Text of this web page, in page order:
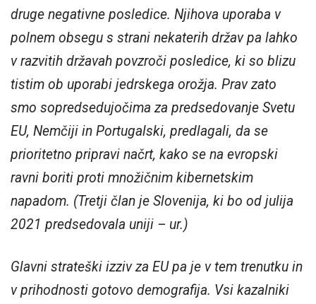
druge negativne posledice. Njihova uporaba v
polnem obsegu s strani nekaterih držav pa lahko
v razvitih državah povzroči posledice, ki so blizu
tistim ob uporabi jedrskega orožja. Prav zato
smo sopredsedujočima za predsedovanje Svetu
EU, Nemčiji in Portugalski, predlagali, da se
prioritetno pripravi načrt, kako se na evropski
ravni boriti proti množičnim kibernetskim
napadom. (Tretji član je Slovenija, ki bo od julija
2021 predsedovala uniji – ur.)
Glavni strateški izziv za EU pa je v tem trenutku in
v prihodnosti gotovo demografija. Vsi kazalniki